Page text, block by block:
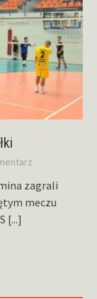
zagrali
meczu
[...]